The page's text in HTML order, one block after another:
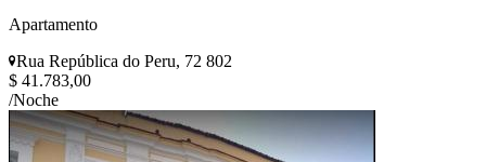
Apartamento
Rua República do Peru, 72 802
$ 41.783,00
/Noche